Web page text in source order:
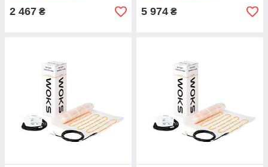
2 467 ₴ 5 974 ₴